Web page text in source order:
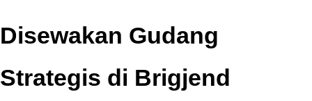
Disewakan Gudang
Strategis di Brigjend